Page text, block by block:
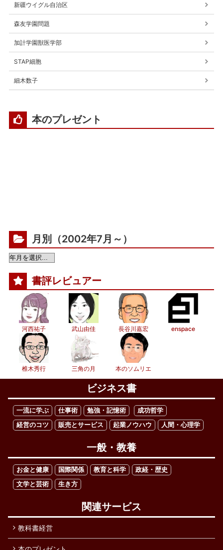
新疆ウイグル自治区
森友学園問題
加計学園獣医学部
STAP細胞
細木数子
本のプレゼント
月別（2002年7月～）
書評レビュアー
河西祐子 武山由佳 長谷川嘉宏 enspace
椎木秀行 三角の月 本のソムリエ
ビジネス書
一流に学ぶ 仕事術 勉強・記憶術
成功哲学
経営のコツ
販売とサービス 起業ノウハウ 人間・心理学
一般・教養
お金と健康 国際関係 教育と科学
政経・歴史
文学と芸術
生き方
関連サービス
教科書経営